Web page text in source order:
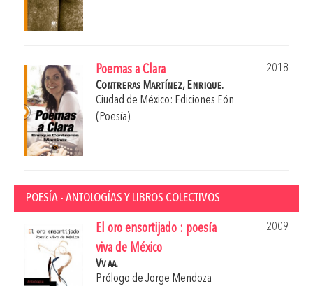
Poemas a Clara
2018
Contreras Martínez, Enrique.
Ciudad de México: Ediciones Eón
(Poesía).
POESÍA - ANTOLOGÍAS Y LIBROS COLECTIVOS
El oro ensortijado : poesía
viva de México
2009
Vv aa.
Prólogo de Jorge Mendoza